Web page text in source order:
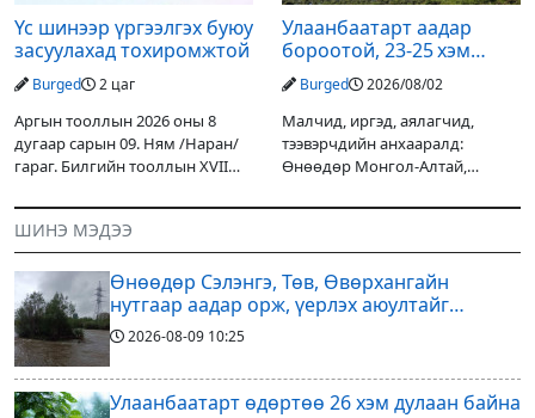
Үс шинээр үргээлгэх буюу
засуулахад тохиромжтой
Burged 2 цаг
Аргын тооллын 2026 оны 8
дугаар сарын 09. Ням /Наран/
гараг. Билгийн тооллын XVII
гал Морин жилийн Зуны адаг
хөхөгчин хонь сарын шинийн
19, Адъяа /Наран/
Улаанбаатарт аадар
бороотой, 23-25 хэм
дулаан байна
Burged 2026/08/02
Малчид, иргэд, аялагчид,
тээвэрчдийн анхааралд:
Өнөөдөр Монгол-Алтай,
уулархаг нутгаар бороо, дуу
орох тул голуудын усны
түвшин нэмэгдэх, нөөлөг
ШИНЭ МЭДЭЭ
Өнөөдөр Сэлэнгэ, Төв, Өвөрхангайн
нутгаар аадар орж, үерлэх аюултайг
анхааруулав
2026-08-09 10:25
Улаанбаатарт өдөртөө 26 хэм дулаан байна